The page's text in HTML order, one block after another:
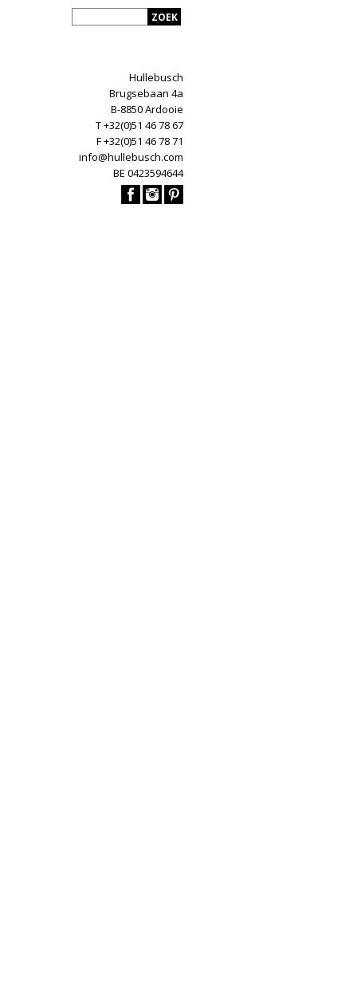
Hullebusch
Brugsebaan 4a
B-8850 Ardooie
T +32(0)51 46 78 67
F +32(0)51 46 78 71
info@hullebusch.com
BE 0423594644